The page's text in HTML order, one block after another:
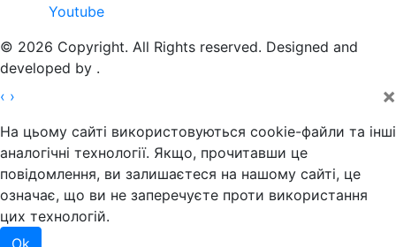
Youtube
© 2026 Copyright. All Rights reserved. Designed and
developed by .
‹ › ×
На цьому сайті використовуються cookie-файли та інші
аналогічні технології. Якщо, прочитавши це
повідомлення, ви залишаєтеся на нашому сайті, це
означає, що ви не заперечуєте проти використання
цих технологій.
Ok